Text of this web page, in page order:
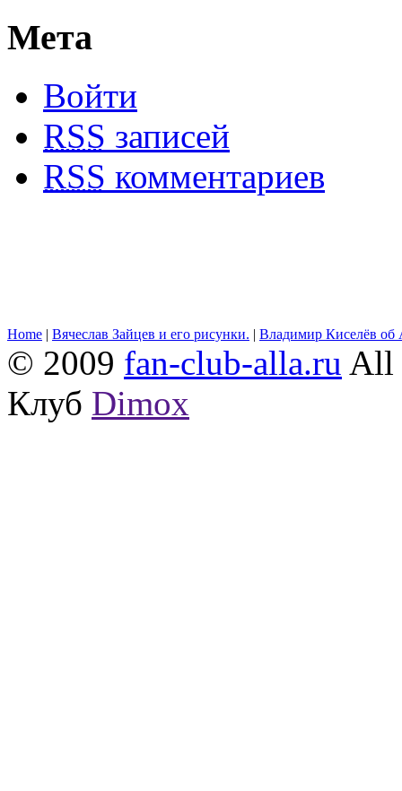
Мета
Войти
RSS записей
RSS комментариев
Home | Вячеслав Зайцев и его рисунки. | Владимир Киселёв об
© 2009 fan-club-alla.ru All
Клуб Dimox